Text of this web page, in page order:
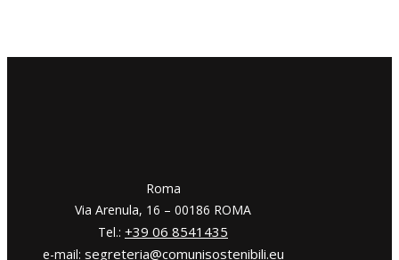
​​Roma
Via Arenula, 16 – 00186 ROMA
Tel.: +39 06 8541435
e-mail: segreteria@comunisostenibili.eu